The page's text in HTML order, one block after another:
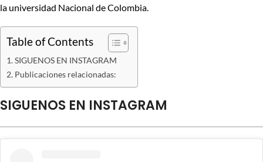
la universidad Nacional de Colombia.
Table of Contents
SIGUENOS EN INSTAGRAM
Publicaciones relacionadas:
SIGUENOS EN INSTAGRAM